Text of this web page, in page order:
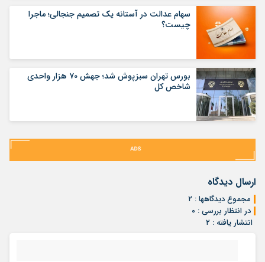
سهام عدالت در آستانه یک تصمیم جنجالی؛ ماجرا
چیست؟
بورس تهران سبزپوش شد؛ جهش ۷۰ هزار واحدی
شاخص کل
ارسال دیدگاه
مجموع دیدگاهها : ۲
در انتظار بررسی : ۰
انتشار یافته : ۲